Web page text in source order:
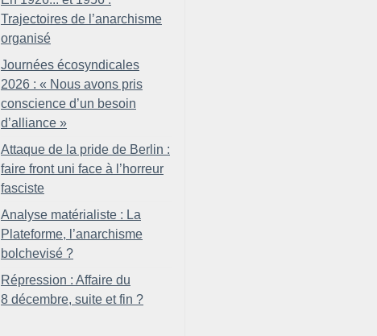
Trajectoires de l’anarchisme
organisé
Journées écosyndicales
2026 : « Nous avons pris
conscience d’un besoin
d’alliance »
Attaque de la pride de Berlin :
faire front uni face à l’horreur
fasciste
Analyse matérialiste : La
Plateforme, l’anarchisme
bolchevisé ?
Répression : Affaire du
8 décembre, suite et fin ?